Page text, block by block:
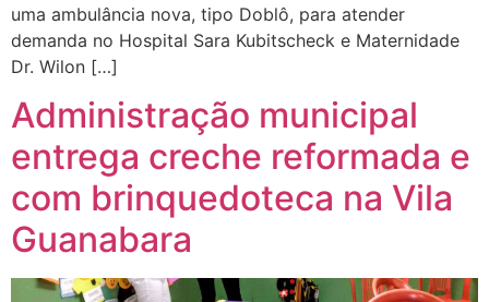
uma ambulância nova, tipo Doblô, para atender
demanda no Hospital Sara Kubitscheck e Maternidade
Dr. Wilon […]
Administração municipal
entrega creche reformada e
com brinquedoteca na Vila
Guanabara